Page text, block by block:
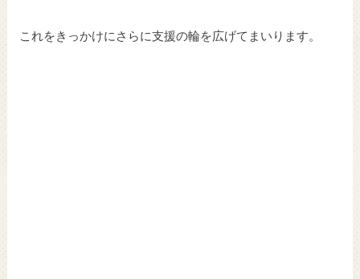
これをきっかけにさらに支援の輪を広げてまいります。